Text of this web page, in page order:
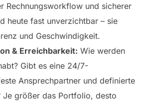
Rechnungsworkflow und sicherer
heute fast unverzichtbar – sie
und Geschwindigkeit.
& Erreichbarkeit: Wie werden
Gibt es eine 24/7-
Ansprechpartner und definierte
Je größer das Portfolio, desto